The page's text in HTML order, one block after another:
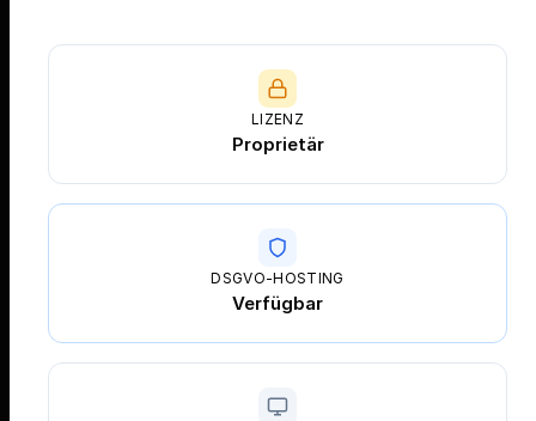
LIZENZ
Proprietär
DSGVO-HOSTING
Verfügbar